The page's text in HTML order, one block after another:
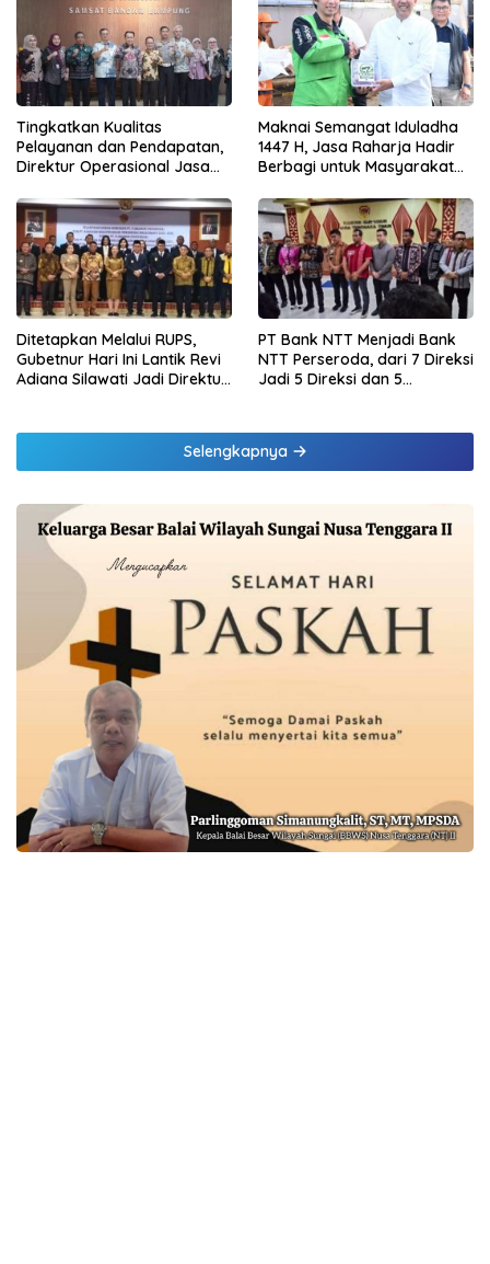
Tingkatkan Kualitas
Pelayanan dan Pendapatan,
Direktur Operasional Jasa
di Lampung dan Tinjau
Samsat Rajabasa
Maknai Semangat Iduladha
1447 H, Jasa Raharja Hadir
Berbagi untuk Masyarakat
Daging Kurban
Ditetapkan Melalui RUPS,
Gubetnur Hari Ini Lantik Revi
Adiana Silawati Jadi Direktur
PT Bank NTT Menjadi Bank
NTT Perseroda, dari 7 Direksi
Jadi 5 Direksi dan 5
Selengkapnya